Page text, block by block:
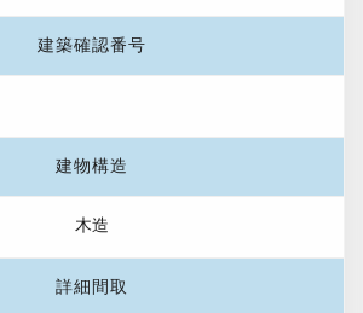
建築確認番号
建物構造
木造
詳細間取